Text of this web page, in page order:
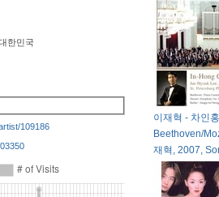
한민국
109186
이재혁 - 차인
Beethoven/
재혁, 2007,